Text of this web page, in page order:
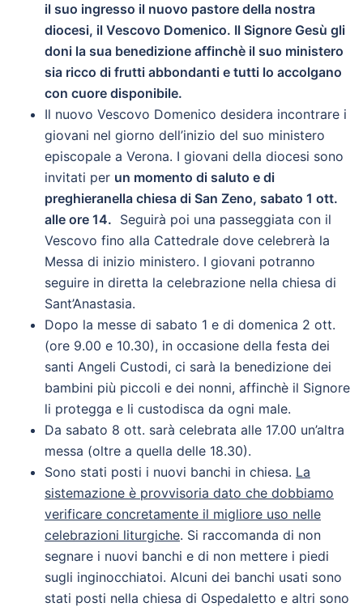
il suo ingresso il nuovo pastore della nostra
diocesi, il Vescovo Domenico. Il Signore Gesù gli
doni la sua benedizione affinchè il suo ministero
sia ricco di frutti abbondanti e tutti lo accolgano
con cuore disponibile.
Il nuovo Vescovo Domenico desidera incontrare i
giovani nel giorno dell’inizio del suo ministero
episcopale a Verona. I giovani della diocesi sono
invitati per un momento di saluto e di
preghieranella chiesa di San Zeno, sabato 1 ott.
alle ore 14. Seguirà poi una passeggiata con il
Vescovo fino alla Cattedrale dove celebrerà la
Messa di inizio ministero. I giovani potranno
seguire in diretta la celebrazione nella chiesa di
Sant’Anastasia.
Dopo la messe di sabato 1 e di domenica 2 ott.
(ore 9.00 e 10.30), in occasione della festa dei
santi Angeli Custodi, ci sarà la benedizione dei
bambini più piccoli e dei nonni, affinchè il Signore
li protegga e li custodisca da ogni male.
Da sabato 8 ott. sarà celebrata alle 17.00 un’altra
messa (oltre a quella delle 18.30).
Sono stati posti i nuovi banchi in chiesa. La
sistemazione è provvisoria dato che dobbiamo
verificare concretamente il migliore uso nelle
celebrazioni liturgiche. Si raccomanda di non
segnare i nuovi banchi e di non mettere i piedi
sugli inginocchiatoi. Alcuni dei banchi usati sono
stati posti nella chiesa di Ospedaletto e altri sono